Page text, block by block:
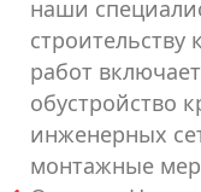
наши
работ
обустройство
инженерных
монтажные